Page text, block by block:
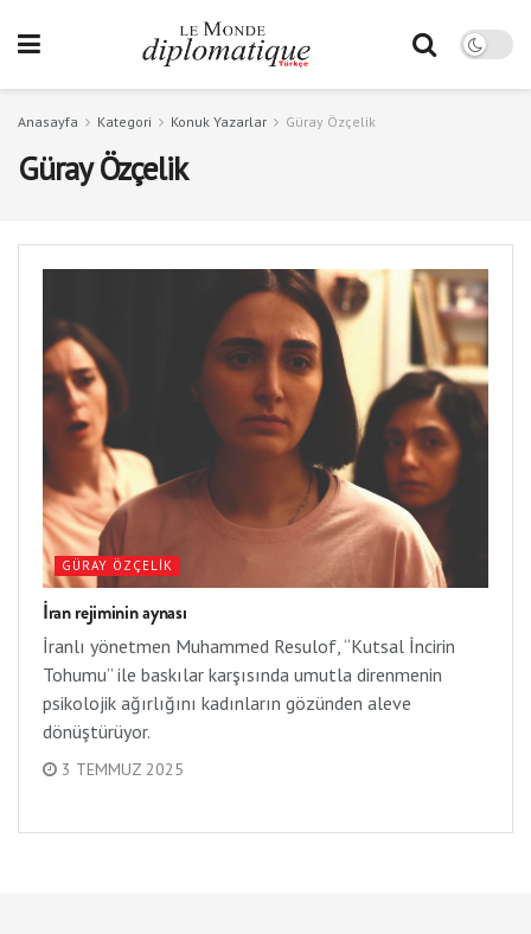
Anasayfa Kategori Konuk Yazarlar Güray Özçelik
Güray Özçelik
GÜRAY ÖZÇELIK
İran rejiminin aynası
İranlı yönetmen Muhammed Resulof, “Kutsal İncirin
Tohumu” ile baskılar karşısında umutla direnmenin
psikolojik ağırlığını kadınların gözünden aleve
dönüştürüyor.
3 TEMMUZ 2025